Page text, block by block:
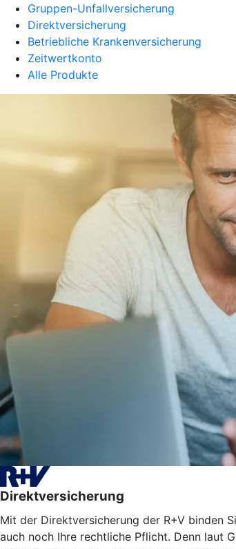
Gruppen-Unfallversicherung
Direktversicherung
Betriebliche Krankenversicherung
Zeitwertkonto
Alle Produkte
Direktversicherung
Mit der Direktversicherung der R+V binden
auch noch Ihre rechtliche Pflicht. Denn laut